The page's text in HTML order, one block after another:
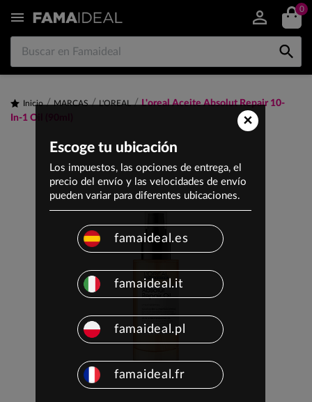
 0

Inicio MARCAS L'OREAL
L'oreal Aceite Absolut Repair 10-
In-1 Oil (90ml)
×
Escoge tu ubicación
Los impuestos, las opciones de entrega, el
precio del envío y las velocidades de envío
pueden variar para diferentes ubicaciones.
famaideal.es
famaideal.it
famaideal.pl
famaideal.fr